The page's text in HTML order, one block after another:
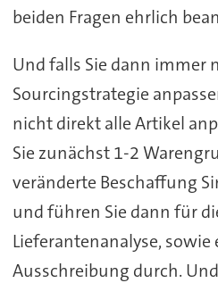
beiden Fragen ehrlich
Und falls Sie dann immer
Sourcingstrategie
nicht direkt alle Artikel
Sie zunächst 1-2
veränderte Beschaffung
und führen Sie dann für
Lieferantenanalyse,
Ausschreibung durch.